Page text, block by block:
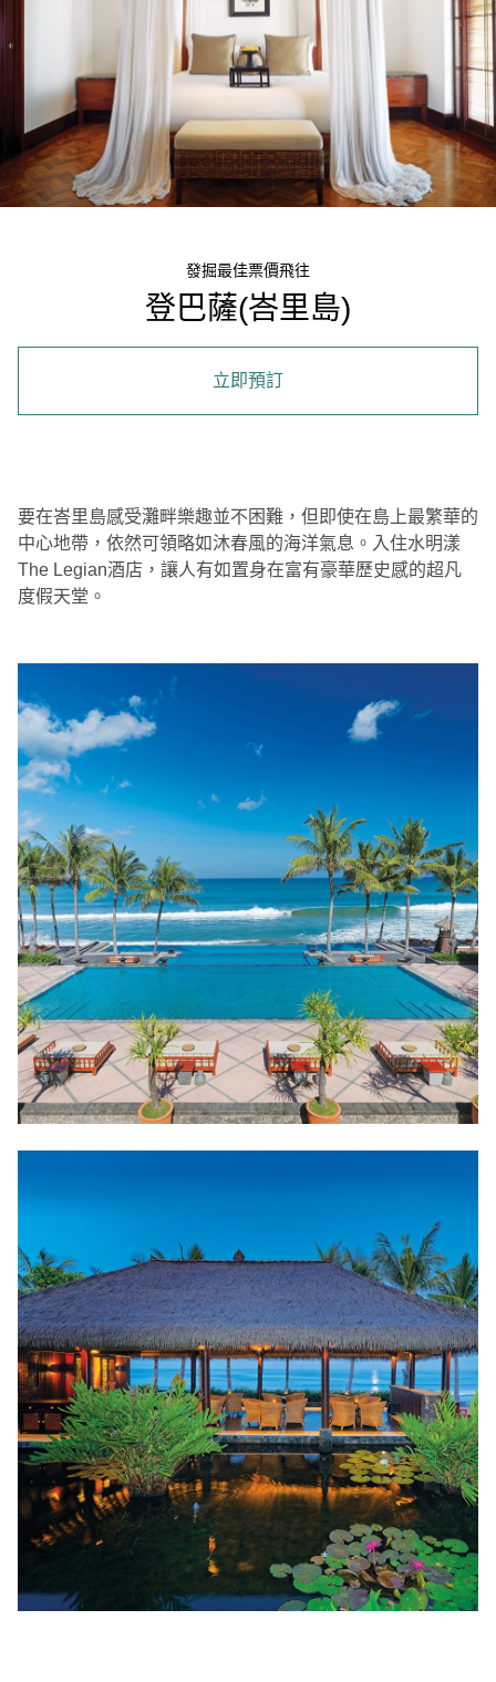
發掘最佳票價飛往
登巴薩(峇里島)
立即預訂
要在峇里島感受灘畔樂趣並不困難，但即使在島上最繁華的
中心地帶，依然可領略如沐春風的海洋氣息。入住水明漾
The Legian酒店，讓人有如置身在富有豪華歷史感的超凡
度假天堂。